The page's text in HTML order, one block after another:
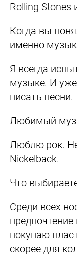
Rolling Stones
Когда вы
именно
Я всегда
музыке. И
писать песни.
Любимый
Люблю рок.
Nickelback.
Что выб
Среди всех
покупаю
скорее для